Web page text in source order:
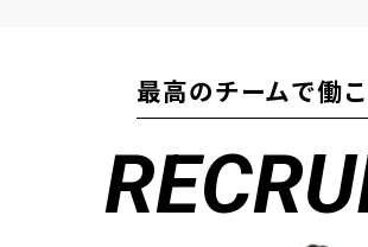
最高のチームで働